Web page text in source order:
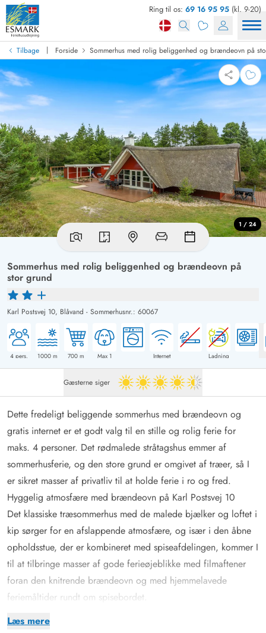
Ring til os: 69 16 95 95 (kl. 9-20)
Tilbage | Forside Sommerhus med rolig beliggenhed og brændeovn på
Sommerhus med rolig beliggenhed og brændeovn på
stor grund
Karl Postsvej 10, Blåvand - Sommerhusnr.: 60067
4 pers. 1000 m 700 m Max 1 Internet Ladning
1 / 24
Gæsterne siger 4.5 ud af 5
Læs mere
Dette fredeligt beliggende sommerhus med brændeovn og
gratis internet er et godt valg til en stille og rolig ferie for
maks. 4 personer. Det rødmalede stråtagshus emmer af
sommerhusferie, og den store grund er omgivet af træer, så I
er sikret masser af privatliv til at holde ferie i ro og fred.
Hyggelig atmosfære med brændeovn på Karl Postsvej 10
Det klassiske træsommerhus med de malede bjælker og loftet i
kip sørger for en afslappende atmosfære, og især i den åbne
opholdsstue, der er kombineret med spiseafdelingen, kommer I
til at tilbringe masser af gode ferieøjeblikke med filmaftener
foran den knitrende brændeovn og med hjemmelavede
feriemåltider rundt om spisebordet.
I de to soveværelser med enkeltsenge kan I få en god nats